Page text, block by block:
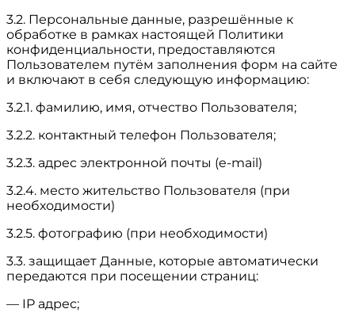
3.2. Персональные данные, разрешённые к
обработке в рамках настоящей Политики
конфиденциальности, предоставляются
Пользователем путём заполнения форм на сайте
и включают в себя следующую информацию:
3.2.1. фамилию, имя, отчество Пользователя;
3.2.2. контактный телефон Пользователя;
3.2.3. адрес электронной почты (e-mail)
3.2.4. место жительство Пользователя (при
необходимости)
3.2.5. фотографию (при необходимости)
3.3. защищает Данные, которые автоматически
передаются при посещении страниц:
— IP адрес;